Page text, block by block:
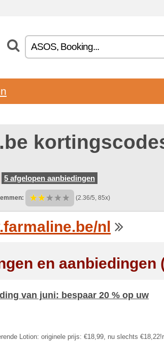
5 afgelopen aanbiedingen
(2.36/5, 85x)
nl
en aanbiedingen
van juni: bespaar 20 % op uw
Lotion: originele prijs: €18,99, nu slechts